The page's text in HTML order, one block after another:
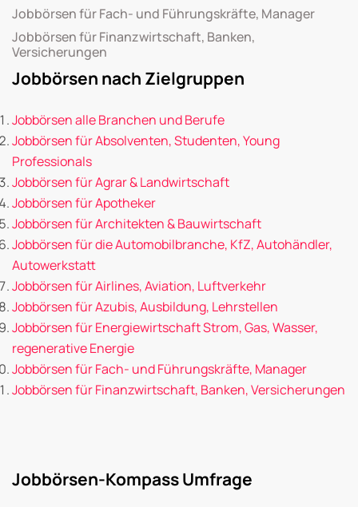
Jobbörsen für Fach- und Führungskräfte, Manager
Jobbörsen für Finanzwirtschaft, Banken,
Versicherungen
Jobbörsen nach Zielgruppen
Jobbörsen alle Branchen und Berufe
Jobbörsen für Absolventen, Studenten, Young
Professionals
Jobbörsen für Agrar & Landwirtschaft
Jobbörsen für Apotheker
Jobbörsen für Architekten & Bauwirtschaft
Jobbörsen für die Automobilbranche, KfZ, Autohändler,
Autowerkstatt
Jobbörsen für Airlines, Aviation, Luftverkehr
Jobbörsen für Azubis, Ausbildung, Lehrstellen
Jobbörsen für Energiewirtschaft Strom, Gas, Wasser,
regenerative Energie
Jobbörsen für Fach- und Führungskräfte, Manager
Jobbörsen für Finanzwirtschaft, Banken, Versicherungen
Jobbörsen-Kompass Umfrage